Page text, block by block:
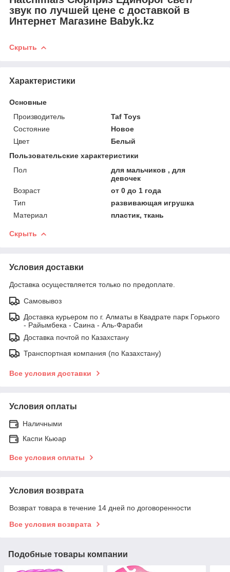
звук по лучшей цене с доставкой в
Интернет Магазине Babyk.kz
Скрыть
Характеристики
Основные
Производитель
Taf Toys
Состояние
Новое
Цвет
Белый
Пользовательские характеристики
Пол
для мальчиков , для
девочек
Возраст
от 0 до 1 года
Тип
развивающая игрушка
Материал
пластик, ткань
Скрыть
Условия доставки
Доставка осуществляется только по предоплате.
Самовывоз
Доставка курьером по г. Алматы в Квадрате парк Горького
- Райымбека - Саина - Аль-Фараби
Доставка почтой по Казахстану
Транспортная компания (по Казахстану)
Все условия доставки
Условия оплаты
Наличными
Каспи Кьюар
Все условия оплаты
Условия возврата
Возврат товара в течение 14 дней по договоренности
Все условия возврата
Подобные товары компании